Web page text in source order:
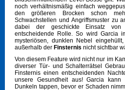
noch verhältnismäßig einfach
den größeren Brocken schon
Schwachstellen und Angriffsmuster zu
dabei der geschickte Einsatz
entscheidende Rolle. So wird Garcia
mysteriösen, dunklen Nebel
außerhalb der Finsternis nicht sichtbar
Von diesem Feature wird nicht nur im
diverser Tür- und Schalterrätsel
Finsternis einen entscheidenden
unsere Gesundheit aus! Garcia
Dunkeln tappen, bevor er Schaden